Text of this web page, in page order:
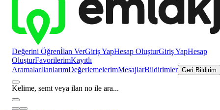
Değerini Öğrenİlan VerGiriş YapHesap OluşturGiriş YapHesap
OluşturFavorilerimKayıtlı
AramalarİlanlarımDeğerlemelerimMesajlarBildirimler Geri Bildirim
Kelime, semt veya ilan no ile ara...